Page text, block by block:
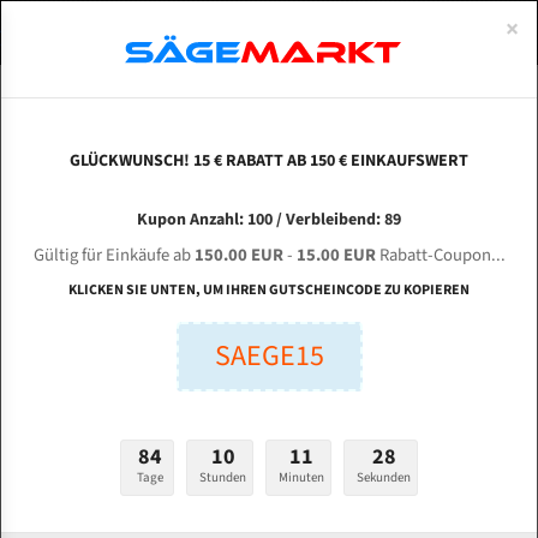
ZHEJIANG SINAIDA Machine Tool GZ 4232 für
4115 mm Bi-Metall Bandsägeblätter
Länge (mm):
Stärken + Zahnteilung:
mm
ABOUTS
ENGLISH
Bi-Metall Meterware
Fleischerei Bandsägeblätter
Bandmesser Glatt Meterware
Konvex Meterware
×
GLÜCKWUNSCH! 15 € RABATT AB 150 € EINKAUFSWERT
Kupon Anzahl: 100 / Verbleibend: 89
Gültig für Einkäufe ab150.00 EUR- 15.00 EURRabatt-Coupon...
KLICKEN SIE UNTEN, UM IHREN GUTSCHEINCODE ZU KOPIEREN
SAEGE15
84
Tage
10
Stunden
11
Minuten
27
Sekunden